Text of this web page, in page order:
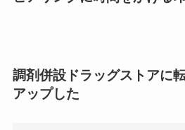
調剤併設ドラッグストアに
アップした